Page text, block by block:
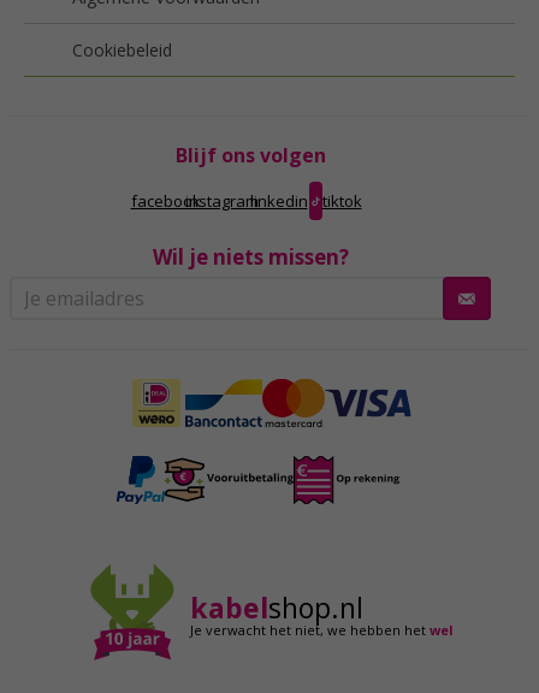
Cookiebeleid
Blijf ons volgen
facebookinstagramlinkedin tiktok
Wil je niets missen?
kabelshop.nl
Je verwacht het niet,we hebben hetwel